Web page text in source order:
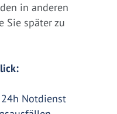
in anderen
Sie später zu
Notdienst